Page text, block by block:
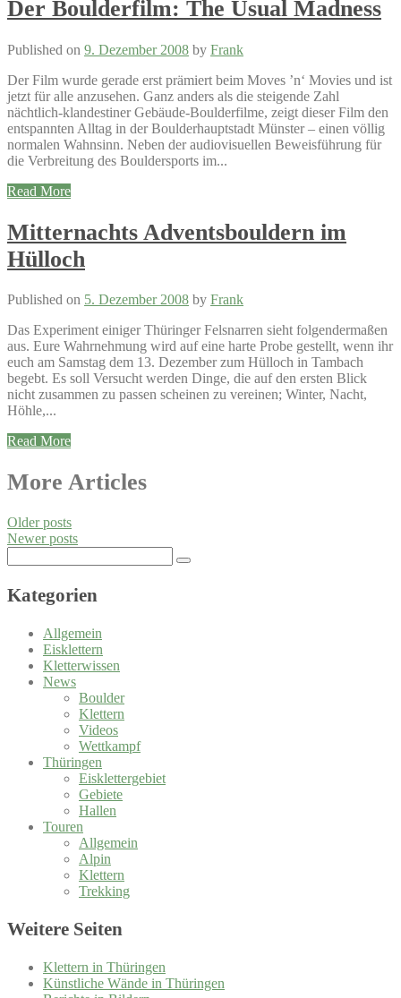
Der Boulderfilm: The Usual Madness
Published on 9. Dezember 2008 by Frank
Der Film wurde gerade erst prämiert beim Moves ’n‘ Movies und ist
jetzt für alle anzusehen. Ganz anders als die steigende Zahl
nächtlich-klandestiner Gebäude-Boulderfilme, zeigt dieser Film den
entspannten Alltag in der Boulderhauptstadt Münster – einen völlig
normalen Wahnsinn. Neben der audiovisuellen Beweisführung für
die Verbreitung des Bouldersports im...
Read More
Mitternachts Adventsbouldern im
Hülloch
Published on 5. Dezember 2008 by Frank
Das Experiment einiger Thüringer Felsnarren sieht folgendermaßen
aus. Eure Wahrnehmung wird auf eine harte Probe gestellt, wenn ihr
euch am Samstag dem 13. Dezember zum Hülloch in Tambach
begebt. Es soll Versucht werden Dinge, die auf den ersten Blick
nicht zusammen zu passen scheinen zu vereinen; Winter, Nacht,
Höhle,...
Read More
Posts
navigation
More Articles
Older posts
Newer posts
for:
Kategorien
Allgemein
Eisklettern
Kletterwissen
News
Boulder
Klettern
Videos
Wettkampf
Thüringen
Eisklettergebiet
Gebiete
Hallen
Touren
Allgemein
Alpin
Klettern
Trekking
Weitere Seiten
Klettern in Thüringen
Künstliche Wände in Thüringen